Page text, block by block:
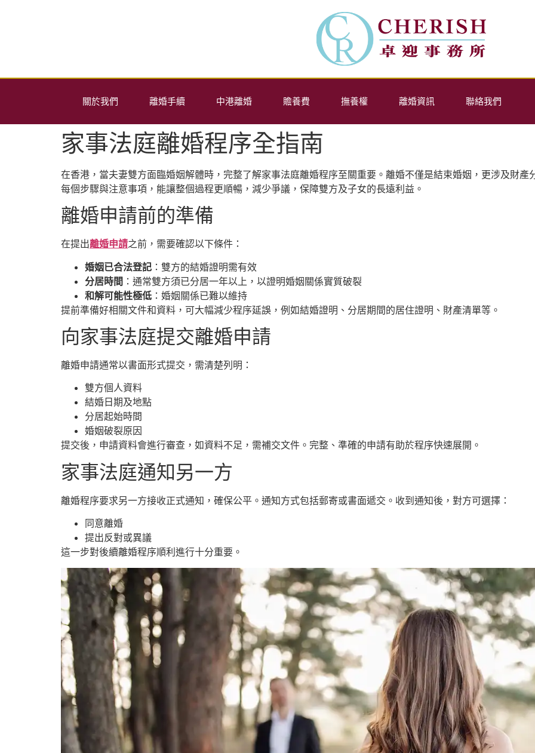
關於我們 離婚手續 中港離婚 贍養費 撫養權 離婚資訊 聯絡我們
家事法庭離婚程序全指南
在香港，當夫妻雙方面臨婚姻解體時，完整了解家事法庭離婚程序至關重要。離婚不僅是結束婚姻，更涉及財
每個步驟與注意事項，能讓整個過程更順暢，減少爭議，保障雙方及子女的長遠利益。
離婚申請前的準備
在提出離婚申請之前，需要確認以下條件：
婚姻已合法登記 ：雙方的結婚證明需有效
分居時間 ：通常雙方須已分居一年以上，以證明婚姻關係實質破裂
和解可能性極低 ：婚姻關係已難以維持
提前準備好相關文件和資料，可大幅減少程序延誤，例如結婚證明、分居期間的居住證明、財產清單等。
向家事法庭提交離婚申請
離婚申請通常以書面形式提交，需清楚列明：
雙方個人資料
結婚日期及地點
分居起始時間
婚姻破裂原因
提交後，申請資料會進行審查，如資料不足，需補交文件。完整、準確的申請有助於程序快速展開。
家事法庭通知另一方
離婚程序要求另一方接收正式通知，確保公平。通知方式包括郵寄或書面遞交。收到通知後，對方可選擇：
同意離婚
提出反對或異議
這一步對後續離婚程序順利進行十分重要。